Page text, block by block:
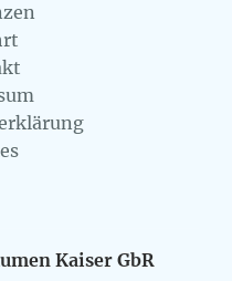
Kaiser GbR